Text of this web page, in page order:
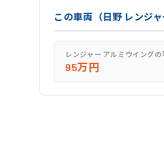
この車両（日野 レンジ
レンジャー アルミウイング
95万円